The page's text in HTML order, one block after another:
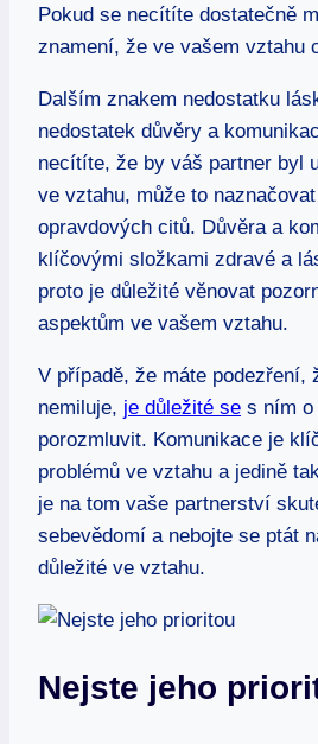
Pokud se necítíte dostatečně
znamení, že ve vašem vztahu
Dalším znakem nedostatku
nedostatek důvěry a
necítíte, že by váš partner byl
ve vztahu, může to
opravdových citů. Důvěra a
klíčovými složkami zdravé a
proto je důležité věnovat
aspektům ve vašem vztahu.
V případě, že máte podezření,
nemiluje, je důležité se s ním o
porozmluvit. Komunikace je
problémů ve vztahu a jedině
je na tom vaše partnerství
sebevědomí a nebojte se ptát
důležité ve vztahu.
Nejste jeho